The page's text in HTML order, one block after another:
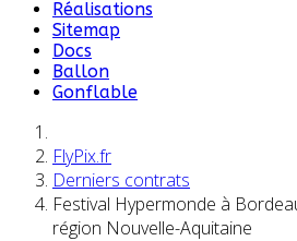
Réalisations
Sitemap
Docs
Ballon
Gonflable
FlyPix.fr
Derniers contrats
Festival Hypermonde à
région Nouvelle-Aquitaine